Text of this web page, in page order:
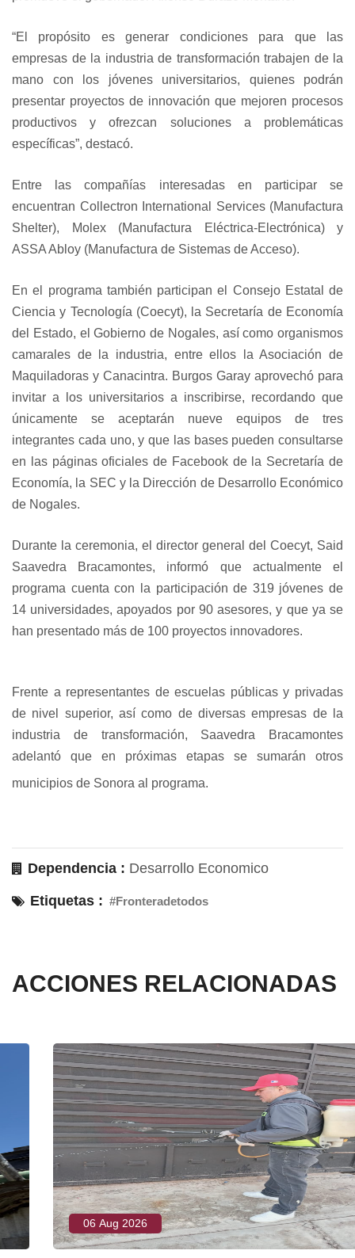
“El propósito es generar condiciones para que las
empresas de la industria de transformación trabajen de la
mano con los jóvenes universitarios, quienes podrán
presentar proyectos de innovación que mejoren procesos
productivos y ofrezcan soluciones a problemáticas
específicas”, destacó.
Entre las compañías interesadas en participar se
encuentran Collectron International Services (Manufactura
Shelter), Molex (Manufactura Eléctrica-Electrónica) y
ASSA Abloy (Manufactura de Sistemas de Acceso).
En el programa también participan el Consejo Estatal de
Ciencia y Tecnología (Coecyt), la Secretaría de Economía
del Estado, el Gobierno de Nogales, así como organismos
camarales de la industria, entre ellos la Asociación de
Maquiladoras y Canacintra. Burgos Garay aprovechó para
invitar a los universitarios a inscribirse, recordando que
únicamente se aceptarán nueve equipos de tres
integrantes cada uno, y que las bases pueden consultarse
en las páginas oficiales de Facebook de la Secretaría de
Economía, la SEC y la Dirección de Desarrollo Económico
de Nogales.
Durante la ceremonia, el director general del Coecyt, Said
Saavedra Bracamontes, informó que actualmente el
programa cuenta con la participación de 319 jóvenes de
14 universidades, apoyados por 90 asesores, y que ya se
han presentado más de 100 proyectos innovadores.
Frente a representantes de escuelas públicas y privadas
de nivel superior, así como de diversas empresas de la
industria de transformación, Saavedra Bracamontes
adelantó que en próximas etapas se sumarán otros
municipios de Sonora al programa.
Dependencia : Desarrollo Economico
Etiquetas : #Fronteradetodos
ACCIONES RELACIONADAS
06 Aug 2026